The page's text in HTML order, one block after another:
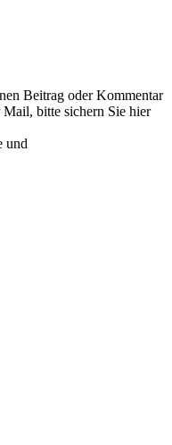
Beitrag oder Kommentar
bitte sichern Sie hier
und